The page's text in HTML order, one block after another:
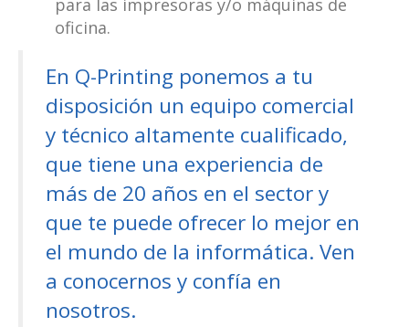
oficina.
En Q-Printing ponemos a tu
disposición un equipo comercial
y técnico altamente cualificado,
que tiene una experiencia de
más de 20 años en el sector y
que te puede ofrecer lo mejor en
el mundo de la informática. Ven
a conocernos y confía en
nosotros.